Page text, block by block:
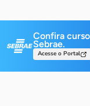
Confira
Sebrae.
Acesse o Portal